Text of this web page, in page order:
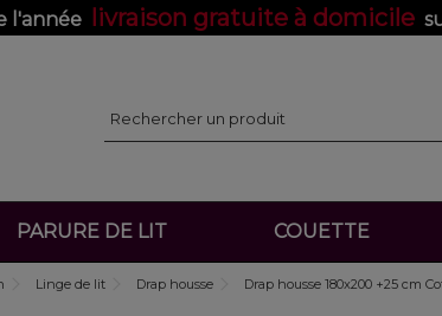
l'année livraison gratuite à domicile
PARURE DE LIT COUETTE
Linge de lit Drap housse Drap housse 180x200 +25 cm